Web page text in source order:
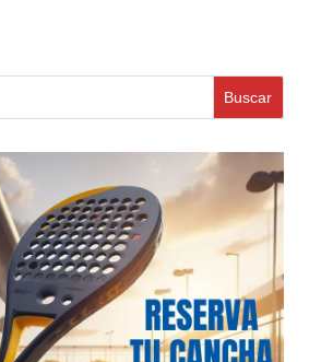
Buscar